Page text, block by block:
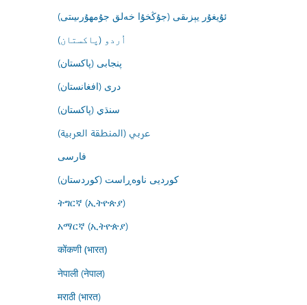
ئۇيغۇر يېزىقى (جۇڭخۇا خەلق جۇمھۇرىيىتى)
اُردو (پاکستان)
پنجابی (پاکستان)
درى (افغانستان)
سنڌي (پاکستان)
عربي (المنطقة العربية)
فارسى
کوردیی ناوەڕاست (کوردستان)
ትግርኛ (ኢትዮጵያ)
አማርኛ (ኢትዮጵያ)
कोंकणी (भारत)
नेपाली (नेपाल)
मराठी (भारत)